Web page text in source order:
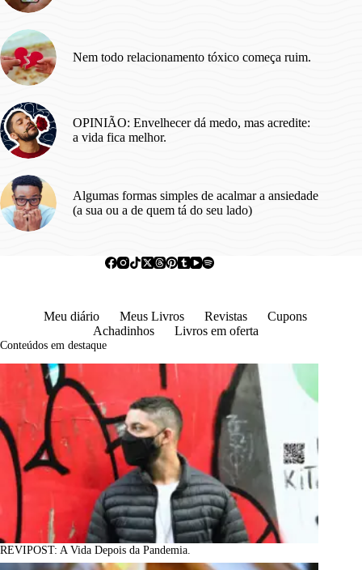
Nem todo relacionamento tóxico começa ruim.
OPINIÃO: Envelhecer dá medo, mas acredite:
a vida fica melhor.
Algumas formas simples de acalmar a ansiedade
(a sua ou a de quem tá do seu lado)
Meu diário Meus Livros Revistas
Cupons
Achadinhos
Livros em oferta
Conteúdos em destaque
REVIPOST: A Vida Depois da Pandemia.